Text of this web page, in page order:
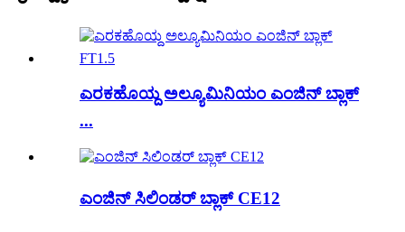
ಎರಕಹೊಯ್ದ ಅಲ್ಯೂಮಿನಿಯಂ ಎಂಜಿನ್ ಬ್ಲಾಕ್
...
ಎಂಜಿನ್ ಸಿಲಿಂಡರ್ ಬ್ಲಾಕ್ CE12